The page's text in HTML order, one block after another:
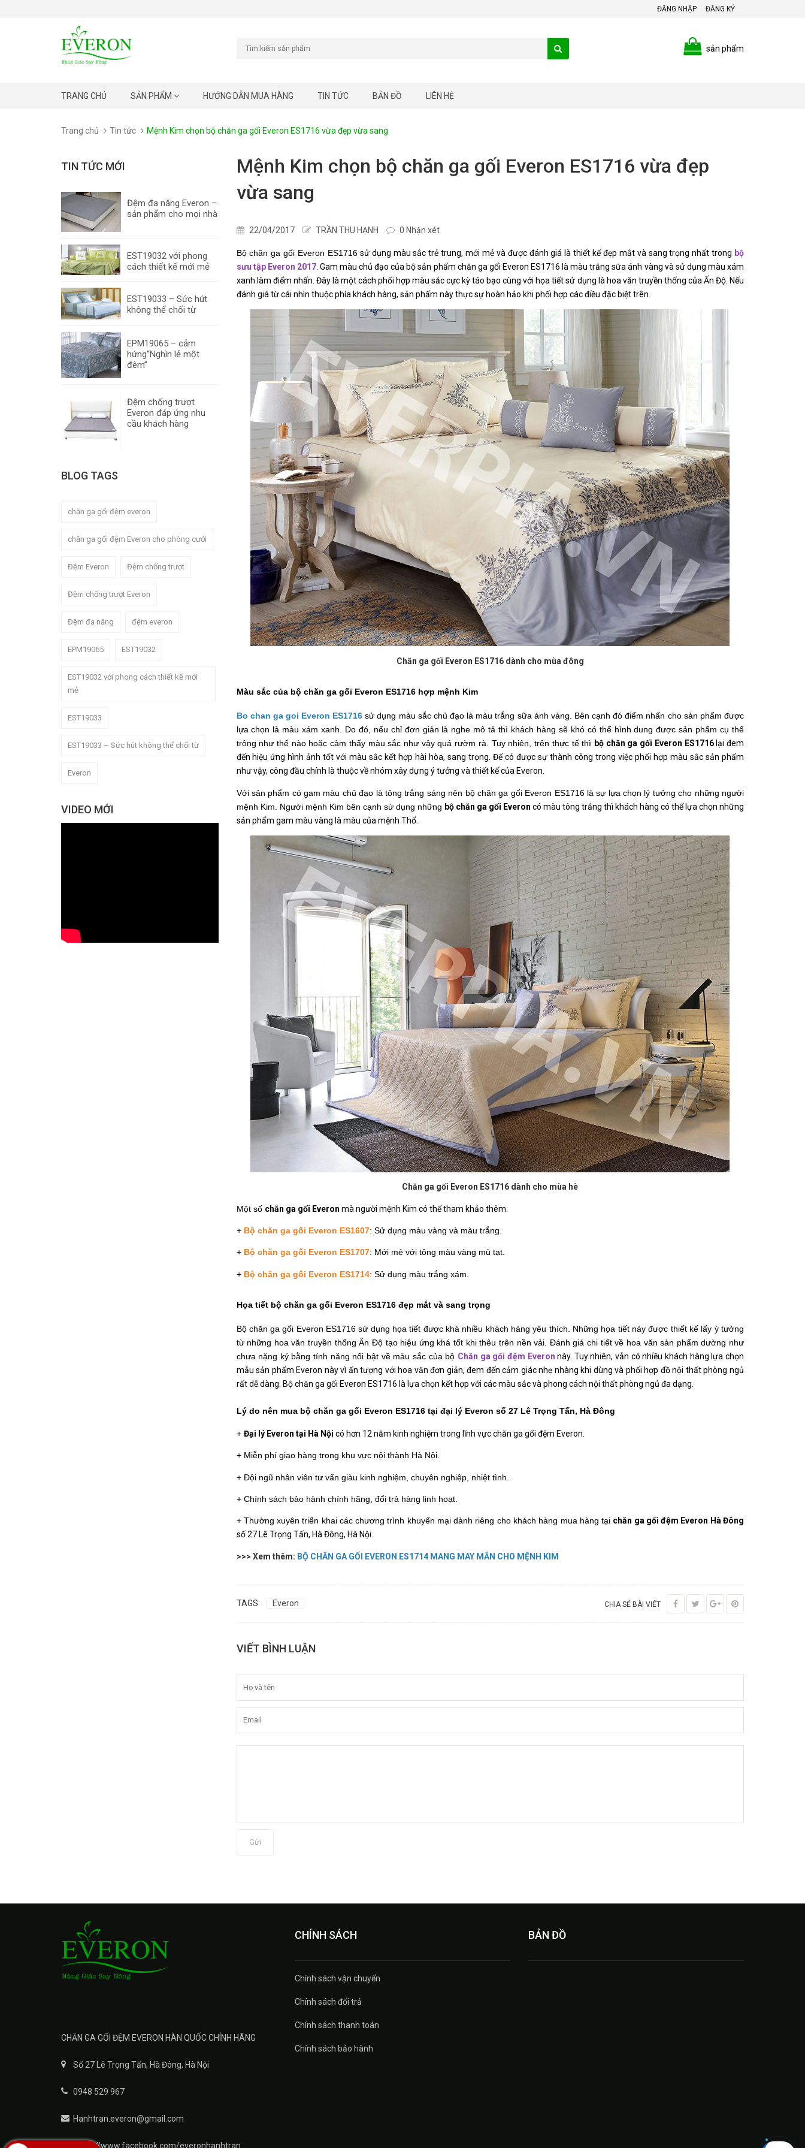
ĐĂNG NHẬP ĐĂNG KÝ
sản phẩm
TRANG CHỦ SẢN PHẨM HƯỚNG DẪN MUA HÀNG TIN TỨC BẢN ĐỒ LIÊN HỆ
Trang chủ Tin tức Mệnh Kim chọn bộ chăn ga gối Everon ES1716 vừa đẹp vừa sang
Mệnh Kim chọn bộ chăn ga gối Everon ES1716 vừa đẹp
vừa sang
22/04/2017 TRẦN THU HẠNH 0 Nhận xét
Bộ chăn ga gối Everon ES1716 sử dụng màu sắc trẻ trung, mới mẻ và được đánh giá là thiết kế đẹp mắt và sang trọng nhất trong bộ
sưu tập Everon 2017. Gam màu chủ đạo của bộ sản phẩm chăn ga gối Everon ES1716 là màu trắng sữa ánh vàng và sử dụng màu xám
xanh làm điểm nhấn. Đây là một cách phối hợp màu sắc cực kỳ táo bạo cùng với họa tiết sử dụng là hoa văn truyền thống của Ấn Độ. Nếu
đánh giá từ cái nhìn thuộc phía khách hàng, sản phẩm này thực sự hoàn hảo khi phối hợp các điều đặc biệt trên.
Chăn ga gối Everon ES1716 dành cho mùa đông
Màu sắc của bộ chăn ga gối Everon ES1716 hợp mệnh Kim
Bo chan ga goi Everon ES1716 sử dụng màu sắc chủ đạo là màu trắng sữa ánh vàng. Bên cạnh đó điểm nhấn cho sản phẩm được
lựa chọn là màu xám xanh. Do đó, nếu chỉ đơn giản là nghe mô tả thì khách hàng sẽ khó có thể hình dung được sản phẩm cụ thể
trông như thế nào hoặc cảm thấy màu sắc như vậy quá rườm rà. Tuy nhiên, trên thực tế thì bộ chăn ga gối Everon ES1716 lại đem
đến hiệu ứng hình ảnh tốt với màu sắc kết hợp hài hòa, sang trọng. Để có được sự thành công trong việc phối hợp màu sắc sản phẩm
như vậy, công đầu chính là thuộc về nhóm xây dựng ý tưởng và thiết kế của Everon.
Với sản phẩm có gam màu chủ đạo là tông trắng sáng nên bộ chăn ga gối Everon ES1716 là sự lựa chọn lý tưởng cho những người
mệnh Kim. Người mệnh Kim bên cạnh sử dụng những bộ chăn ga gối Everon có màu tông trắng thì khách hàng có thể lựa chọn những
sản phẩm gam màu vàng là màu của mệnh Thổ.
Chăn ga gối Everon ES1716 dành cho mùa hè
Một số chăn ga gối Everon mà người mệnh Kim có thể tham khảo thêm:
+ Bộ chăn ga gối Everon ES1607: Sử dụng màu vàng và màu trắng.
+ Bộ chăn ga gối Everon ES1707: Mới mẻ với tông màu vàng mù tạt.
+ Bộ chăn ga gối Everon ES1714: Sử dụng màu trắng xám.
Họa tiết bộ chăn ga gối Everon ES1716 đẹp mắt và sang trọng
Bộ chăn ga gối Everon ES1716 sử dụng họa tiết được khá nhiều khách hàng yêu thích. Những họa tiết này được thiết kế lấy ý tưởng
từ những hoa văn truyền thống Ấn Độ tạo hiệu ứng khá tốt khi thêu trên nền vải. Đánh giá chi tiết về hoa văn sản phẩm dường như
chưa nặng ký bằng tính năng nổi bật về màu sắc của bộ Chăn ga gối đệm Everon này. Tuy nhiên, vẫn có nhiều khách hàng lựa chọn
mẫu sản phẩm Everon này vì ấn tượng với hoa văn đơn giản, đem đến cảm giác nhẹ nhàng khi dùng và phối hợp đồ nội thất phòng ngủ
rất dễ dàng. Bộ chăn ga gối Everon ES1716 là lựa chọn kết hợp với các màu sắc và phong cách nội thất phòng ngủ đa dạng.
Lý do nên mua bộ chăn ga gối Everon ES1716 tại đại lý Everon số 27 Lê Trọng Tấn, Hà Đông
+ Đại lý Everon tại Hà Nội có hơn 12 năm kinh nghiệm trong lĩnh vực chăn ga gối đệm Everon.
+ Miễn phí giao hàng trong khu vực nội thành Hà Nội.
+ Đội ngũ nhân viên tư vấn giàu kinh nghiệm, chuyên nghiệp, nhiệt tình.
+ Chính sách bảo hành chính hãng, đổi trả hàng linh hoạt.
+ Thường xuyên triển khai các chương trình khuyến mại dành riêng cho khách hàng mua hàng tại
số 27 Lê Trọng Tấn, Hà Đông, Hà Nội.
>>> Xem thêm: BỘ CHĂN GA GỐI EVERON ES1714 MANG MAY MẮN CHO MỆNH KIM
TAGS: Everon CHIA SẺ BÀI VIẾT
VIẾT BÌNH LUẬN
Gửi
TIN TỨC MỚI
Đệm đa năng Everon –
sản phẩm cho mọi nhà
EST19032 với phong
cách thiết kế mới mẻ
EST19033 – Sức hút
không thể chối từ
EPM19065 – cảm
hứng“Nghìn lẻ một
đêm”
Đệm chống trượt
Everon đáp ứng nhu
cầu khách hàng
BLOG TAGS
chăn ga gối đệm everon
chăn ga gối đệm Everon cho phòng cưới
Đệm Everon Đệm chống trượt
Đệm chống trượt Everon
Đệm đa năng đệm everon
EPM19065 EST19032
EST19032 với phong cách thiết kế mới
mẻ
EST19033
EST19033 – Sức hút không thể chối từ
Everon
VIDEO MỚI
CHĂN GA GỐI ĐỆM EVERON HÀN QUỐC CHÍNH HÃNG
Số 27 Lê Trọng Tấn, Hà Đông, Hà Nội
0948 529 967
Hanhtran.everon@gmail.com
https://www.facebook.com/everonhanhtran
CHÍNH SÁCH
Chính sách vận chuyển
Chính sách đổi trả
Chính sách thanh toán
Chính sách bảo hành
BẢN ĐỒ